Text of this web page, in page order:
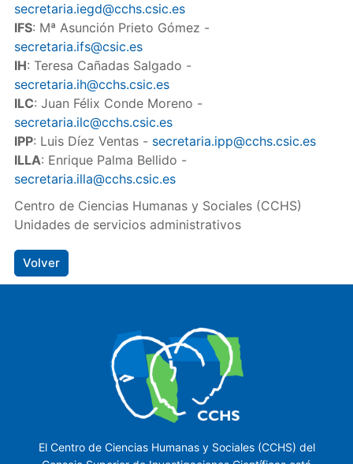
secretaria.iegd@cchs.csic.es
IFS: Mª Asunción Prieto Gómez -
secretaria.ifs@csic.es
IH: Teresa Cañadas Salgado -
secretaria.ih@cchs.csic.es
ILC: Juan Félix Conde Moreno -
secretaria.ilc@cchs.csic.es
IPP: Luis Díez Ventas - secretaria.ipp@cchs.csic.es
ILLA: Enrique Palma Bellido -
secretaria.illa@cchs.csic.es
Centro de Ciencias Humanas y Sociales (CCHS)
Unidades de servicios administrativos
Volver
El Centro de Ciencias Humanas y Sociales (CCHS) del